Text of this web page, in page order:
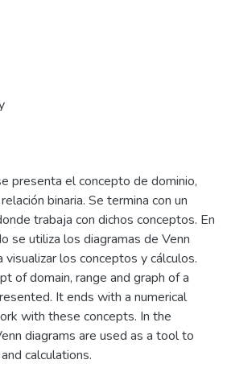
presenta el concepto de dominio,
binaria. Se termina con un
trabaja con dichos conceptos. En
se utiliza los diagramas de Venn
visualizar los conceptos y cálculos.
of domain, range and graph of a
It ends with a numerical
with these concepts. In the
diagrams are used as a tool to
calculations.